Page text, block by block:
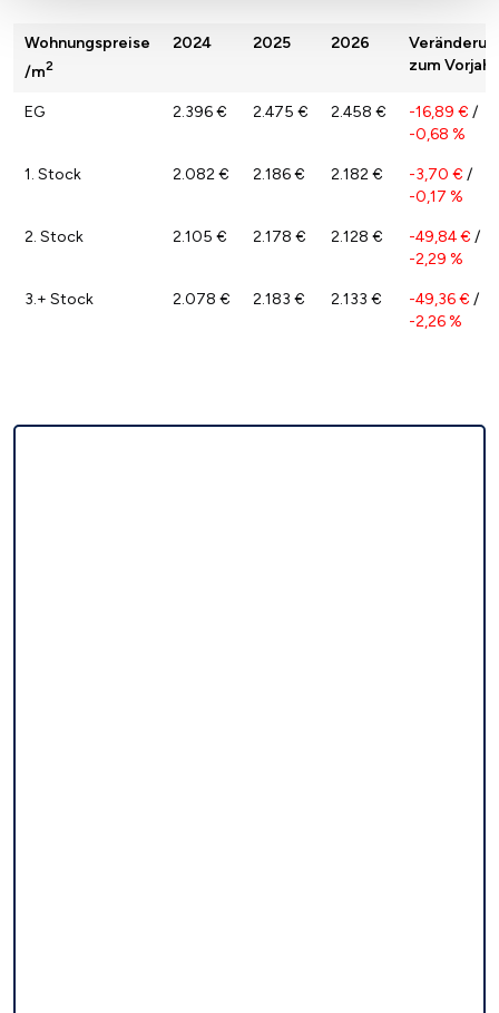
Wohnungspreise
/m2
2024 2025 2026
zum Vorjahr
EG 2.396 € 2.475 € 2.458 € -16,89 € /
-0,68 %
1. Stock 2.082 € 2.186 € 2.182 € -3,70 € /
-0,17 %
2. Stock 2.105 € 2.178 € 2.128 € -49,84 € /
-2,29 %
3.+ Stock 2.078 € 2.183 € 2.133 € -49,36 € /
-2,26 %